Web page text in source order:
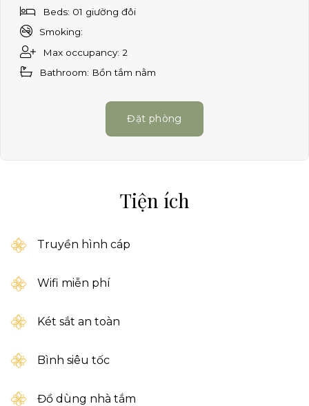
Beds: 01 giường đôi
Smoking:
Max occupancy: 2
Bathroom: Bồn tắm nằm
Đặt phòng
Tiện ích
Truyền hình cáp
Wifi miễn phí
Két sắt an toàn
Bình siêu tốc
Đồ dùng nhà tắm